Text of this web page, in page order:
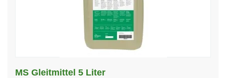
MS Gleitmittel 5 Liter